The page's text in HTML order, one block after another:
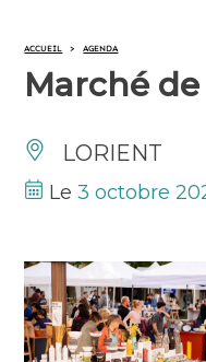
ACCUEIL > AGENDA
Marché
LORIENT
Le3 octobre